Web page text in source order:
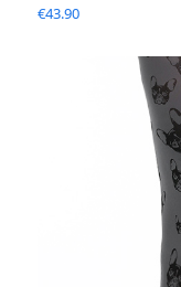
€43.90